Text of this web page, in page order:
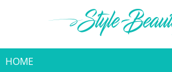
HOME